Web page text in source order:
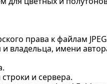
права к файлам JPEG
владельца, имени
и сервера.